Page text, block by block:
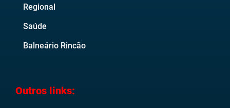
Regional
Saúde
Balneário Rincão
Outros links: